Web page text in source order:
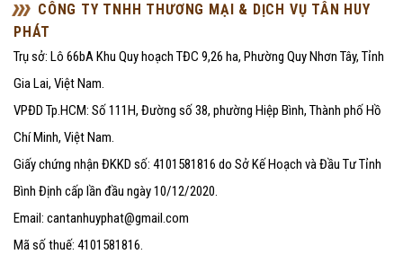
CÔNG TY TNHH THƯƠNG MẠI & DỊCH VỤ TÂN HUY
PHÁT
Trụ sở: Lô 66bA Khu Quy hoạch TĐC 9,26 ha, Phường Quy Nhơn Tây, Tỉnh
Gia Lai, Việt Nam.
VPĐD Tp.HCM: Số 111H, Đường số 38, phường Hiệp Bình, Thành phố Hồ
Chí Minh, Việt Nam.
Giấy chứng nhận ĐKKD số: 4101581816 do Sở Kế Hoạch và Đầu Tư Tỉnh
Bình Định cấp lần đầu ngày 10/12/2020.
Email: cantanhuyphat@gmail.com
Mã số thuế: 4101581816.